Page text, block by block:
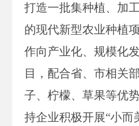
打造一批集种植、加
的现代新型农业种植
作向产业化、规模化
目，配合省、市相关
子、柠檬、草果等优
持企业积极开展“小而